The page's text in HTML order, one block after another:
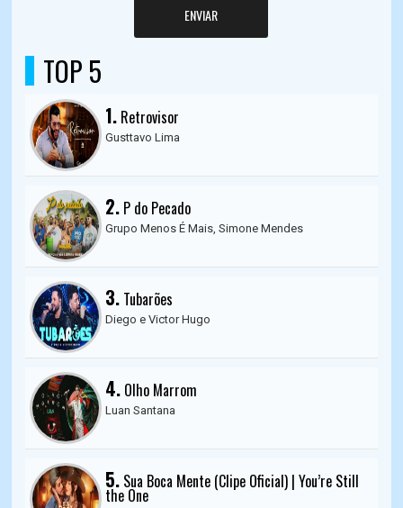
ENVIAR
TOP 5
1. Retrovisor
Gusttavo Lima
2. P do Pecado
Grupo Menos É Mais, Simone Mendes
3. Tubarões
Diego e Victor Hugo
4. Olho Marrom
Luan Santana
5. Sua Boca Mente (Clipe Oficial) | You’re Still
the One